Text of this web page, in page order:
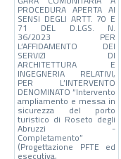
PROCEDURA APERTA AI
SENSI DEGLI ARTT. 70 E
71 DEL D.LGS. N.
36/2023 PER
L’AFFIDAMENTO DEI
SERVIZI DI
ARCHITETTURA E
INGEGNERIA RELATIVI,
PER L’INTERVENTO
DENOMINATO “Intervento
ampliamento e messa in
sicurezza del porto
turistico di Roseto degli
Abruzzi -
Completamento”
(Progettazione PFTE ed
esecutiva,